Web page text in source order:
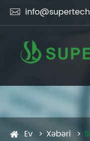

Ev Xəbəri